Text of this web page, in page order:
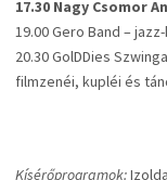
17.30 Nagy Csomor
19.00 Gero Band –
20.30 GolDDies
filmzenéi, kupléi és
Kísérőprogramok: